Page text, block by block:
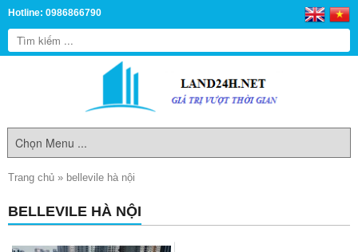
Hotline: 0986866790
Trang chủ » bellevile hà nội
BELLEVILE HÀ NỘI